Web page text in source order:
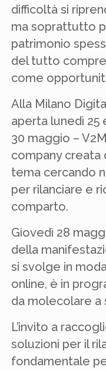
difficoltà si
ma soprattutto
patrimonio
del tutto
come
Alla Milano
aperta lunedì 25
30 maggio –
company creata
tema cercando
per rilanciare e
comparto.
Giovedì 28
della
si svolge in
online, è in
da molecolare a
L’invito a
soluzioni per il
fondamentale